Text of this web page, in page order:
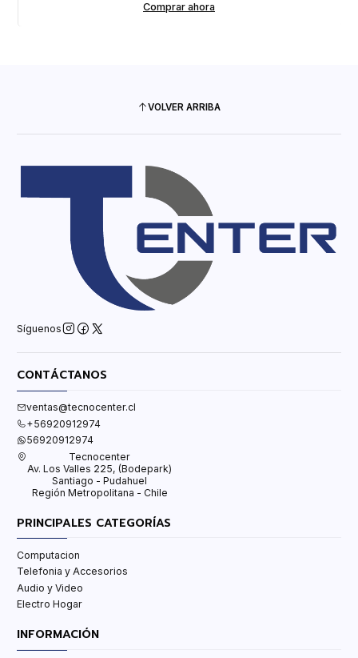
Comprar ahora
VOLVER ARRIBA
Síguenos
CONTÁCTANOS
ventas@tecnocenter.cl
+56920912974
56920912974
Tecnocenter
Av. Los Valles 225, (Bodepark)
Santiago - Pudahuel
Región Metropolitana - Chile
PRINCIPALES CATEGORÍAS
Computacion
Telefonia y Accesorios
Audio y Video
Electro Hogar
INFORMACIÓN